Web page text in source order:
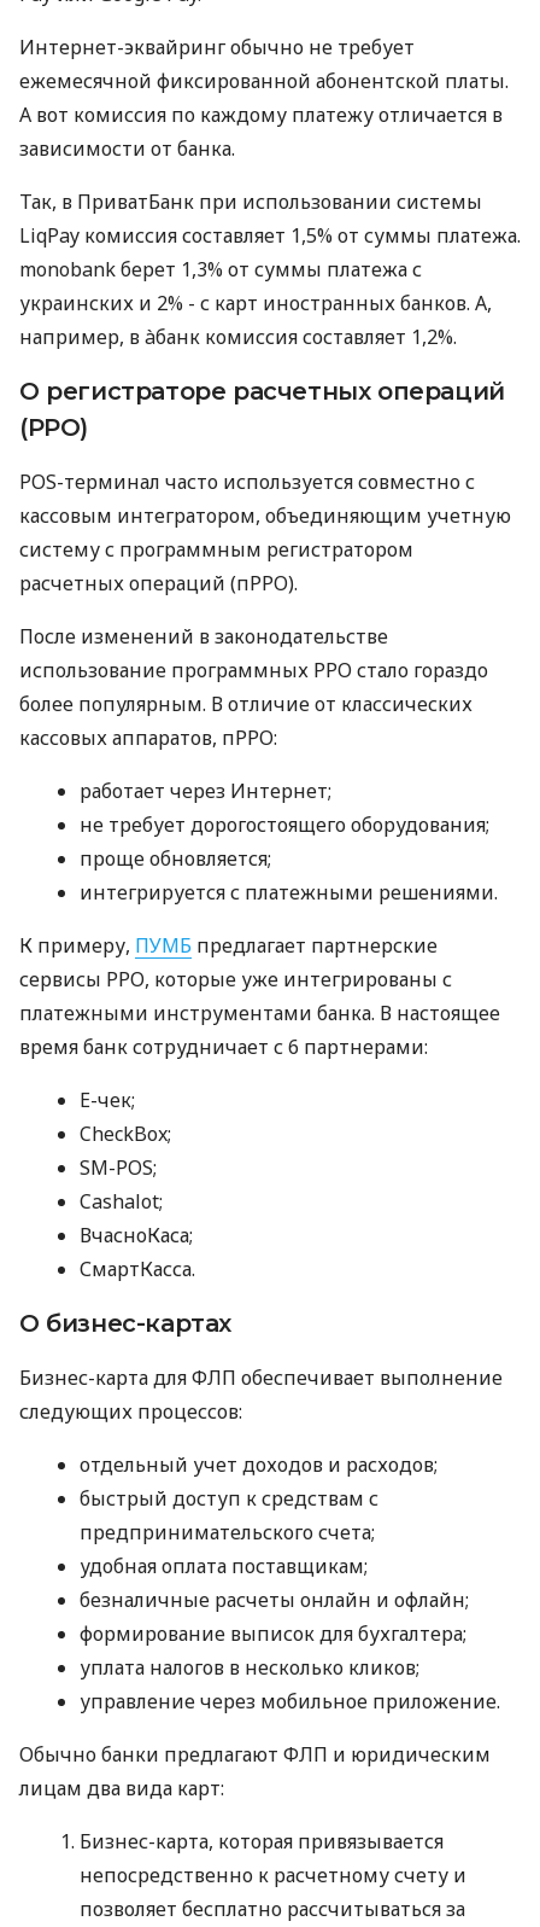
Интернет-эквайринг обычно не требует
ежемесячной фиксированной абонентской платы.
А вот комиссия по каждому платежу отличается в
зависимости от банка.
Так, в ПриватБанк при использовании системы
LiqPay комиссия составляет 1,5% от суммы платежа.
monobank берет 1,3% от суммы платежа с
украинских и 2% - с карт иностранных банков. А,
например, в àбанк комиссия составляет 1,2%.
О регистраторе расчетных операций
(РРО)
POS-терминал часто используется совместно с
кассовым интегратором, объединяющим учетную
систему с программным регистратором
расчетных операций (пРРО).
После изменений в законодательстве
использование программных РРО стало гораздо
более популярным. В отличие от классических
кассовых аппаратов, пРРО:
работает через Интернет;
не требует дорогостоящего оборудования;
проще обновляется;
интегрируется с платежными решениями.
К примеру, ПУМБ предлагает партнерские
сервисы РРО, которые уже интегрированы с
платежными инструментами банка. В настоящее
время банк сотрудничает с 6 партнерами:
E-чек;
CheckBox;
SM-POS;
Cashalot;
ВчасноКаса;
СмартКасса.
О бизнес-картах
Бизнес-карта для ФЛП обеспечивает выполнение
следующих процессов:
отдельный учет доходов и расходов;
быстрый доступ к средствам с
предпринимательского счета;
удобная оплата поставщикам;
безналичные расчеты онлайн и офлайн;
формирование выписок для бухгалтера;
уплата налогов в несколько кликов;
управление через мобильное приложение.
Обычно банки предлагают ФЛП и юридическим
лицам два вида карт:
Бизнес-карта, которая привязывается
непосредственно к расчетному счету и
позволяет бесплатно рассчитываться за